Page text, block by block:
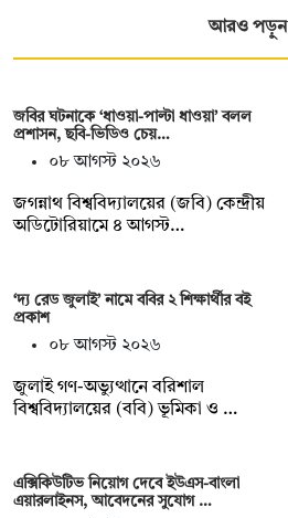
আরও পড়ুন
জবির ঘটনাকে ‘ধাওয়া-পাল্টা ধাওয়া’ বলল
প্রশাসন, ছবি-ভিডিও চেয়…
০৮ আগস্ট ২০২৬
জগন্নাথ বিশ্ববিদ্যালয়ের (জবি) কেন্দ্রীয়
অডিটোরিয়ামে ৪ আগস্ট…
‘দ্য রেড জুলাই’ নামে ববির ২ শিক্ষার্থীর বই
প্রকাশ
০৮ আগস্ট ২০২৬
জুলাই গণ-অভ্যুত্থানে বরিশাল
বিশ্ববিদ্যালয়ের (ববি) ভূমিকা ও …
এক্সিকিউটিভ নিয়োগ দেবে ইউএস-বাংলা
এয়ারলাইনস, আবেদনের সুযোগ …